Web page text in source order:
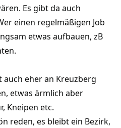
Es gibt da auch
einen regelmäßigen Job
etwas aufbauen, zB
eher an Kreuzberg
etwas ärmlich aber
Kneipen etc.
reden, es bleibt ein Bezirk,